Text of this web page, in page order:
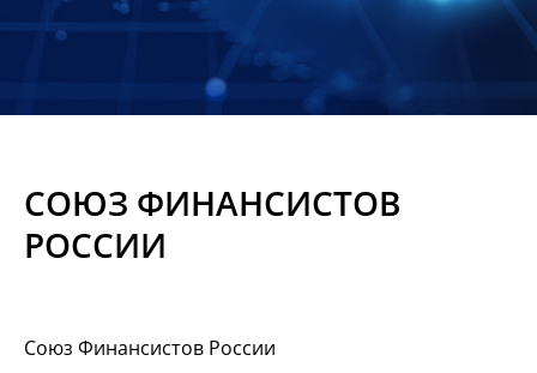
Контакты
Материалы
СОЮЗ ФИНАНСИСТОВ
РОССИИ
Союз Финансистов России